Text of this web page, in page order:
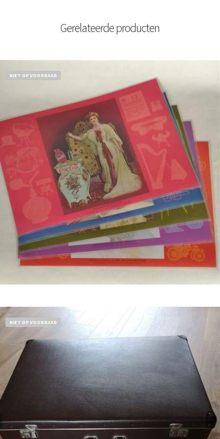
Gerelateerde producten
NIET OP VOORRAAD
NIET OP VOORRAAD
€32,50